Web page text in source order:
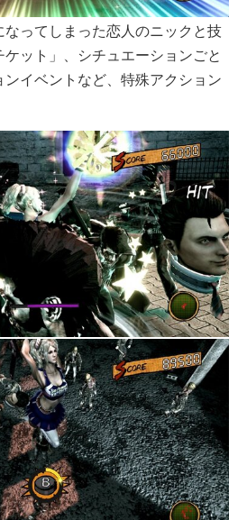
ってしまった恋人のニックと技
ット」、シチュエーションごと
イベントなど、特殊アクション